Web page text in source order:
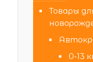
Товары
0-13